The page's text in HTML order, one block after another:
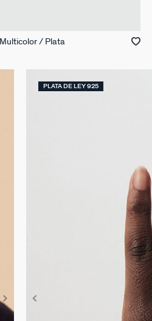
Multicolor / Plata
PLATA DE LEY 925